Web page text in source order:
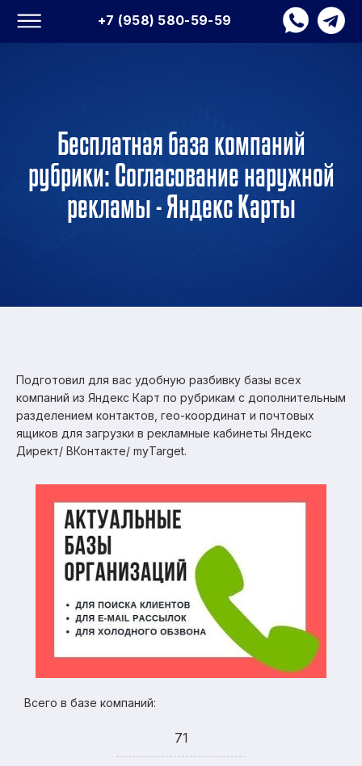
+7 (958) 580-59-59
Бесплатная база компаний
рубрики: Согласование наружной
рекламы - Яндекс Карты
Подготовил для вас удобную разбивку базы всех
компаний из Яндекс Карт по рубрикам с дополнительным
разделением контактов, гео-координат и почтовых
ящиков для загрузки в рекламные кабинеты Яндекс
Директ/ ВКонтакте/ myTarget.
Всего в базе компаний:
71